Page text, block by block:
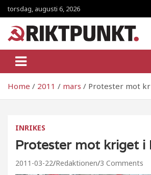
Skip
to
content
torsdag, augusti 6, 2026
RiktpunKt.nu
Home 2011 mars Protester mot
INRIKES
Protester mot kriget i
2011-03-22 Redaktionen 3 Comments